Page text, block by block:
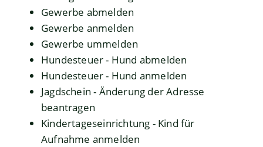
Gewerbe abmelden
Gewerbe anmelden
Gewerbe ummelden
Hundesteuer - Hund abmelden
Hundesteuer - Hund anmelden
Jagdschein - Änderung der Adresse
beantragen
Kindertageseinrichtung - Kind für
Aufnahme anmelden